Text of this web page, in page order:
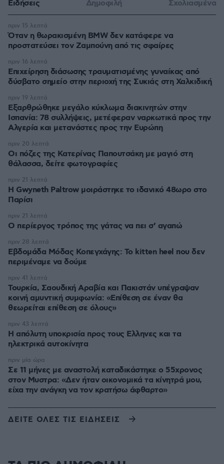
Ειδήσεις Δημοφιλή Σχολιασμένα
Όταν η θωρακισμένη BMW δεν κατάφερε να
προστατεύσει τον Ζαμπούνη από τις σφαίρες
πριν 15 λεπτά
Επιχείρηση διάσωσης τραυματισμένης γυναίκας από
δύσβατο σημείο στην περιοχή της Συκιάς στη Χαλκιδική
πριν 16 λεπτά
Εξαρθρώθηκε μεγάλο κύκλωμα διακινητών στην
Ισπανία: 78 συλλήψεις, μετέφεραν ναρκωτικά προς την
Αλγερία και μετανάστες προς την Ευρώπη
πριν 19 λεπτά
Οι πόζες της Κατερίνας Παπουτσάκη με μαγιό στη
θάλασσα, δείτε φωτογραφίες
πριν 20 λεπτά
Η Gwyneth Paltrow μοιράστηκε το ιδανικό 48ωρο στο
Παρίσι
πριν 21 λεπτά
Ο περίεργος τρόπος της γάτας να πει σ’ αγαπώ
πριν 21 λεπτά
Εβδομάδα Μόδας Κοπεγχάγης: Το kitten heel που δεν
περιμέναμε να δούμε
πριν 28 λεπτά
Τουρκία, Σαουδική Αραβία και Πακιστάν υπέγραψαν
κοινή αμυντική συμφωνία: «Επίθεση σε έναν θα
θεωρείται επίθεση σε όλους»
πριν 41 λεπτά
Η απόλυτη υποκρισία προς τους Ελληνες και τα
ηλεκτρικά αυτοκίνητα
πριν 43 λεπτά
Σε 11 μήνες με αναστολή καταδικάστηκε ο 55χρονος
στον Μυστρα: «Δεν ήταν οικονομικά τα κίνητρά μου,
είχα την ανάγκη να τον κρατήσω άφθαρτο»
πριν μία ώρα
ΔΕΙΤΕ ΟΛΕΣ ΤΙΣ ΕΙΔΗΣΕΙΣ